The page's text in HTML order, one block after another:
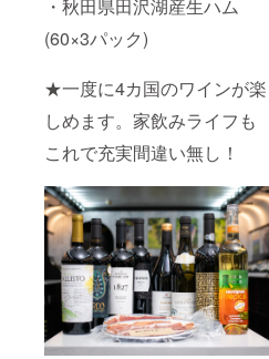
・秋田県田沢湖産生ハム
(60×3パック)
★一度に4カ国のワインが楽
しめます。家飲みライフも
これで充実間違い無し！